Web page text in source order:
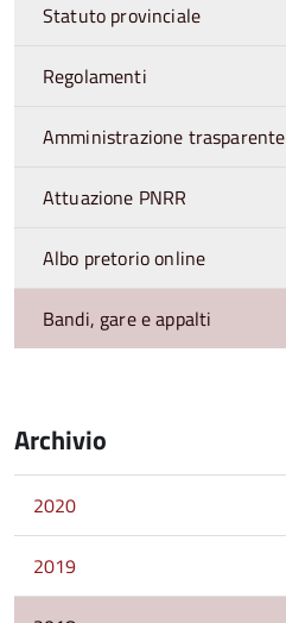
Statuto provinciale
Regolamenti
Amministrazione trasparente
Attuazione PNRR
Albo pretorio online
Bandi, gare e appalti
Archivio
2020
2019